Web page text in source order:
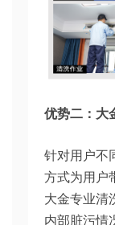
优势二：大
针对用户不
方式为用户
大金专业清
内部脏污情